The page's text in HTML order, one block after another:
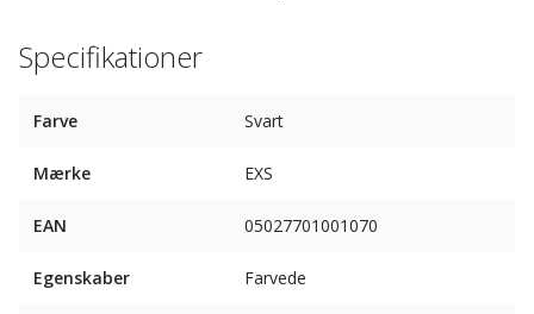
Specifikationer
Farve Svart
Mærke EXS
EAN 05027701001070
Egenskaber Farvede